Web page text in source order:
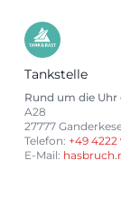
Tankstelle
Rund um die
A28
27777
Telefon: +49 4222
E-Mail: